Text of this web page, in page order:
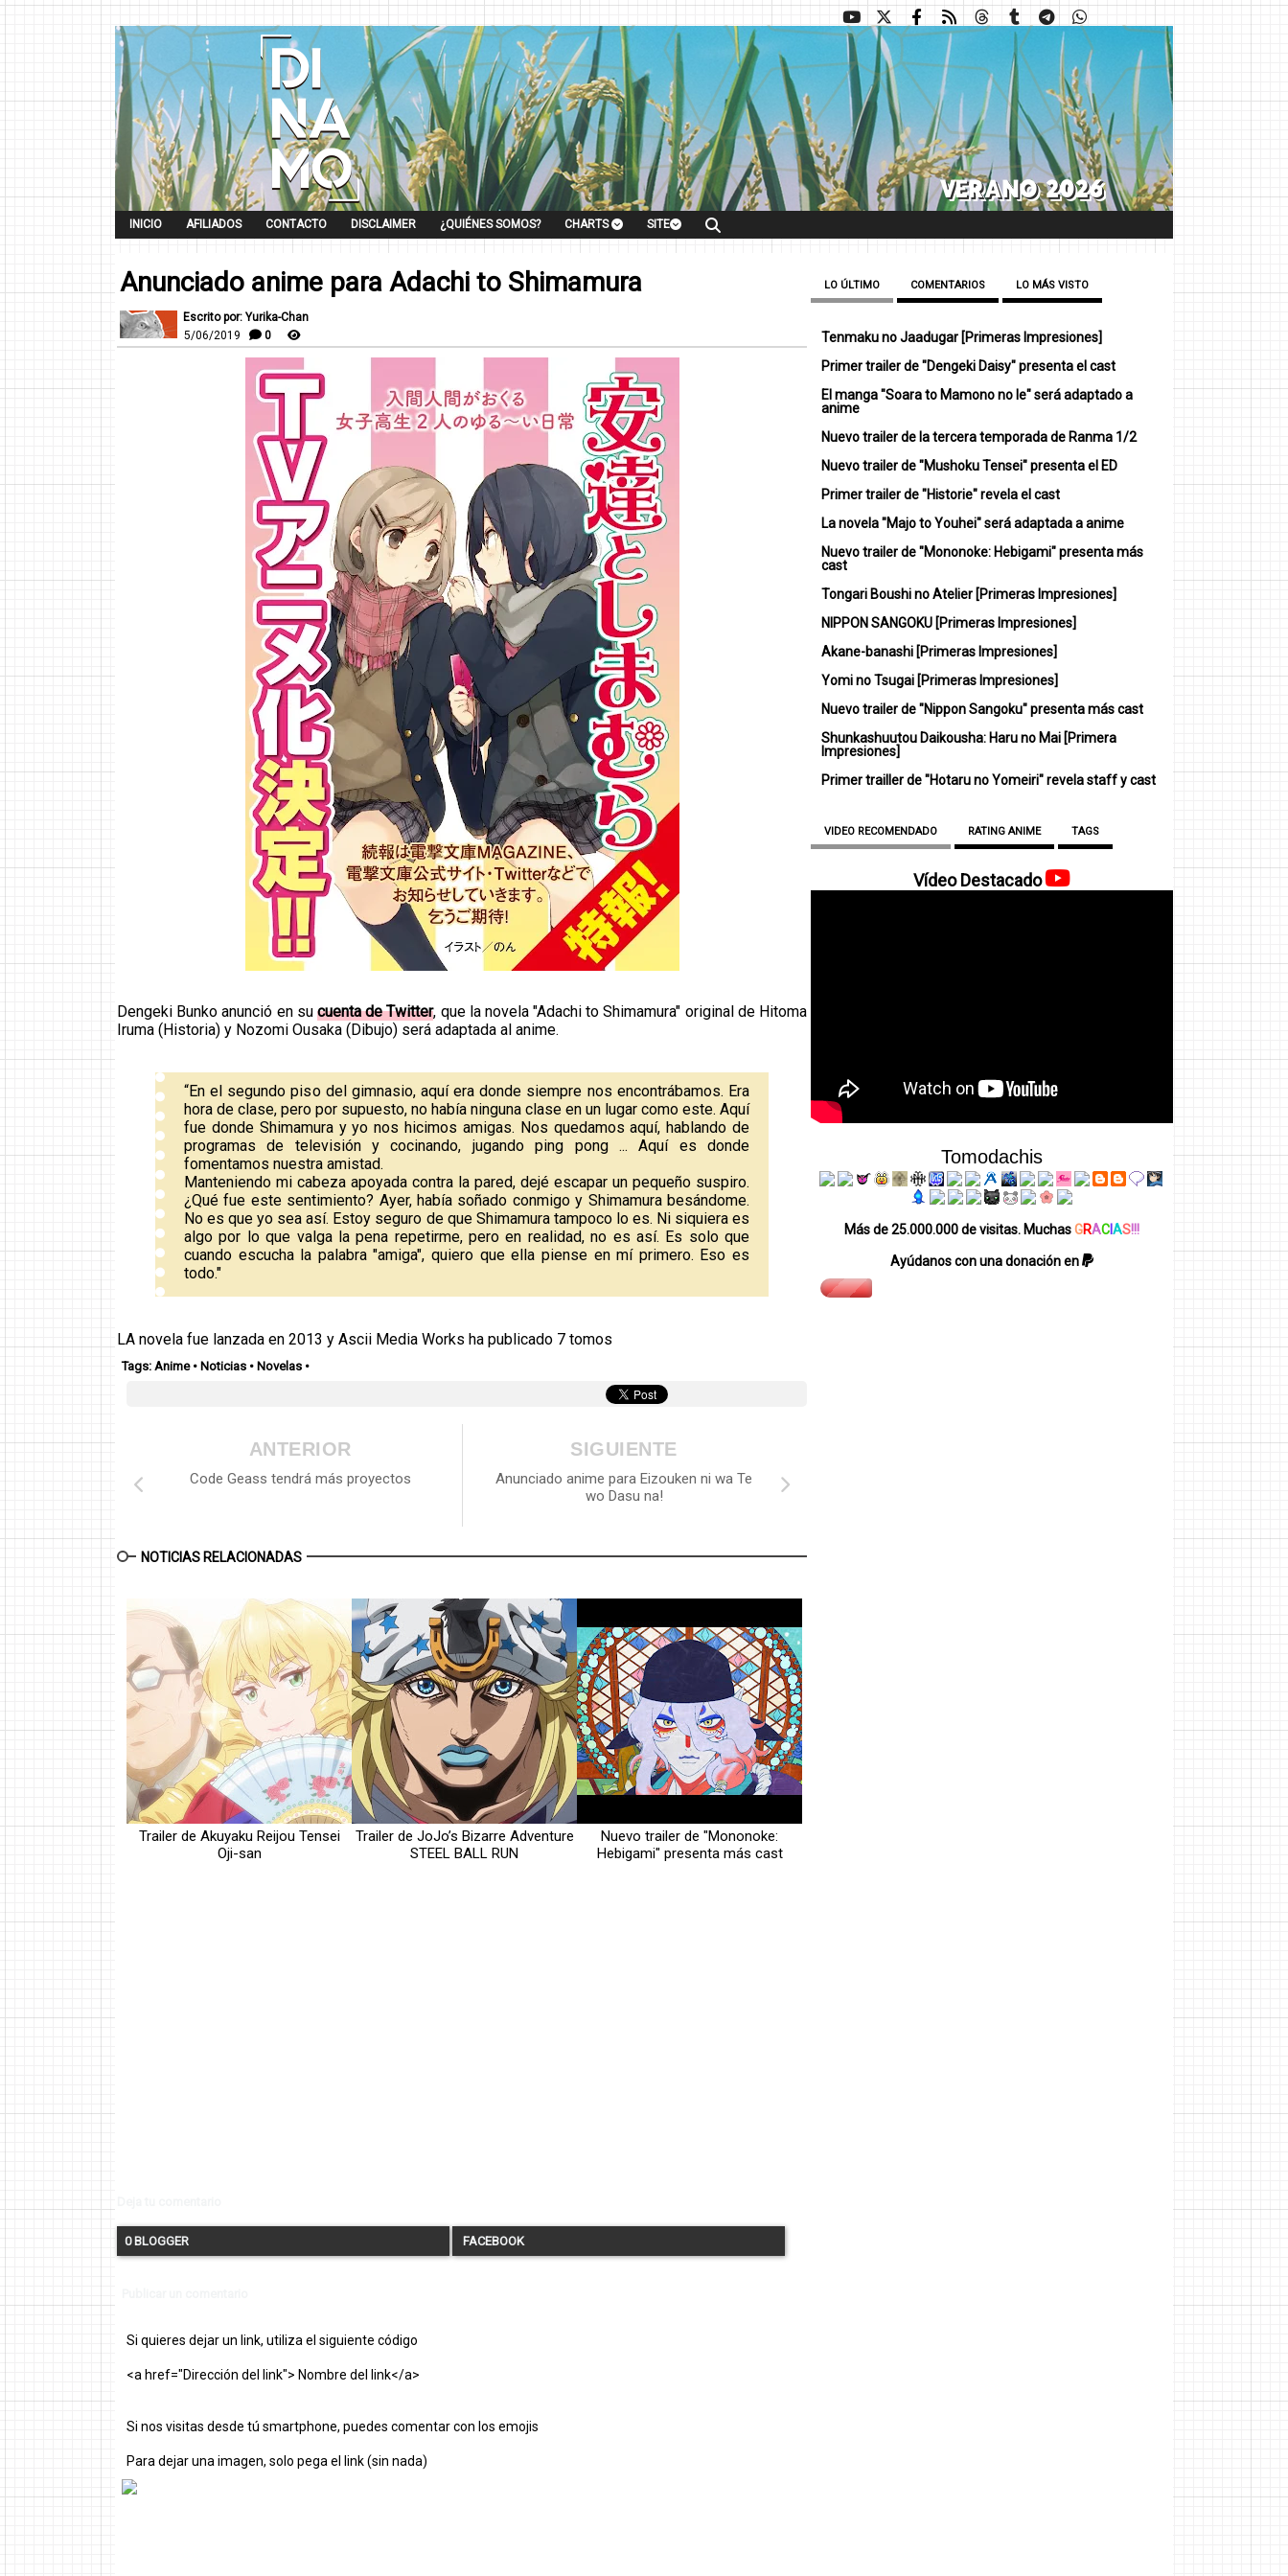
INICIO AFILIADOS CONTACTO DISCLAIMER ¿QUIÉNES SOMOS? CHARTS SITE
Anunciado anime para Adachi to Shimamura
Escrito por: Yurika-Chan
5/06/2019
0
Dengeki Bunko anunció en su cuenta de Twitter, que la novela "Adachi to Shimamura" original de Hitoma
Iruma (Historia) y Nozomi Ousaka (Dibujo) será adaptada al anime.
“En el segundo piso del gimnasio, aquí era donde siempre nos encontrábamos. Era
hora de clase, pero por supuesto, no había ninguna clase en un lugar como este. Aquí
fue donde Shimamura y yo nos hicimos amigas. Nos quedamos aquí, hablando de
programas de televisión y cocinando, jugando ping pong ... Aquí es donde
fomentamos nuestra amistad.
Manteniendo mi cabeza apoyada contra la pared, dejé escapar un pequeño suspiro.
¿Qué fue este sentimiento? Ayer, había soñado conmigo y Shimamura besándome.
No es que yo sea así. Estoy seguro de que Shimamura tampoco lo es. Ni siquiera es
algo por lo que valga la pena repetirme, pero en realidad, no es así. Es solo que
cuando escucha la palabra "amiga", quiero que ella piense en mí primero. Eso es
todo."
LA novela fue lanzada en 2013 y Ascii Media Works ha publicado 7 tomos
Tags: Anime• Noticias • Novelas •
SIGUIENTE
Anunciado anime para Eizouken ni wa Te
wo Dasu na!
ANTERIOR
Code Geass tendrá más proyectos
NOTICIAS RELACIONADAS
Trailer de Akuyaku Reijou Tensei
Oji-san
Trailer de JoJo’s Bizarre Adventure
STEEL BALL RUN
Nuevo trailer de "Mononoke:
Hebigami" presenta más cast
0 BLOGGER FACEBOOK
Si quieres dejar un link, utiliza el siguiente código
<a href="Dirección del link"> Nombre del link</a>
Si nos visitas desde tú smartphone, puedes comentar con los emojis
Para dejar una imagen, solo pega el link (sin nada)
LO ÚLTIMO COMENTARIOS LO MÁS VISTO
Tenmaku no Jaadugar [Primeras Impresiones]
Primer trailer de "Dengeki Daisy" presenta el cast
El manga "Soara to Mamono no Ie" será adaptado a
anime
Nuevo trailer de la tercera temporada de Ranma 1/2
Nuevo trailer de "Mushoku Tensei" presenta el ED
Primer trailer de "Historie" revela el cast
La novela "Majo to Youhei" será adaptada a anime
Nuevo trailer de "Mononoke: Hebigami" presenta más
cast
Tongari Boushi no Atelier [Primeras Impresiones]
NIPPON SANGOKU [Primeras Impresiones]
Akane-banashi [Primeras Impresiones]
Yomi no Tsugai [Primeras Impresiones]
Nuevo trailer de "Nippon Sangoku" presenta más cast
Shunkashuutou Daikousha: Haru no Mai [Primera
Impresiones]
Primer trailler de "Hotaru no Yomeiri" revela staff y cast
VIDEO RECOMENDADO RATING ANIME TAGS
Vídeo Destacado
Tomodachis
Más de 25.000.000 de visitas. MuchasGRACAS!!!
Ayúdanos con una donación en